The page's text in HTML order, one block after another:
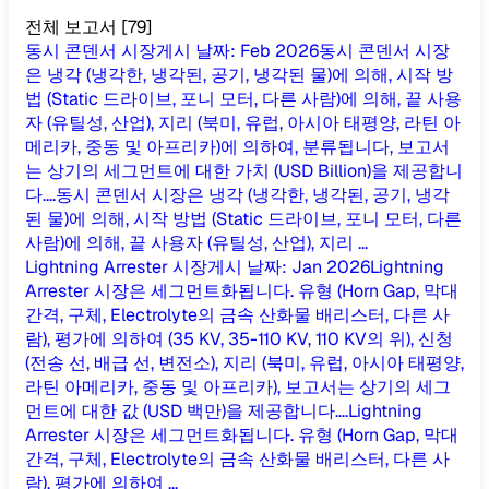
전체 보고서 [79]
동시 콘덴서 시장게시 날짜: Feb 2026동시 콘덴서 시장
은 냉각 (냉각한, 냉각된, 공기, 냉각된 물)에 의해, 시작 방
법 (Static 드라이브, 포니 모터, 다른 사람)에 의해, 끝 사용
자 (유틸성, 산업), 지리 (북미, 유럽, 아시아 태평양, 라틴 아
메리카, 중동 및 아프리카)에 의하여, 분류됩니다, 보고서
는 상기의 세그먼트에 대한 가치 (USD Billion)을 제공합니
다....동시 콘덴서 시장은 냉각 (냉각한, 냉각된, 공기, 냉각
된 물)에 의해, 시작 방법 (Static 드라이브, 포니 모터, 다른
사람)에 의해, 끝 사용자 (유틸성, 산업), 지리 ...
Lightning Arrester 시장게시 날짜: Jan 2026Lightning
Arrester 시장은 세그먼트화됩니다. 유형 (Horn Gap, 막대
간격, 구체, Electrolyte의 금속 산화물 배리스터, 다른 사
람), 평가에 의하여 (35 KV, 35-110 KV, 110 KV의 위), 신청
(전송 선, 배급 선, 변전소), 지리 (북미, 유럽, 아시아 태평양,
라틴 아메리카, 중동 및 아프리카), 보고서는 상기의 세그
먼트에 대한 값 (USD 백만)을 제공합니다....Lightning
Arrester 시장은 세그먼트화됩니다. 유형 (Horn Gap, 막대
간격, 구체, Electrolyte의 금속 산화물 배리스터, 다른 사
람), 평가에 의하여 ...